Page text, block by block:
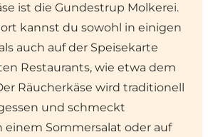
ist die Gundestrup Molkerei.
kannst du sowohl in einigen
auch auf der Speisekarte
Restaurants, wie etwa dem
Räucherkäse wird traditionell
und schmeckt
einem Sommersalat oder auf